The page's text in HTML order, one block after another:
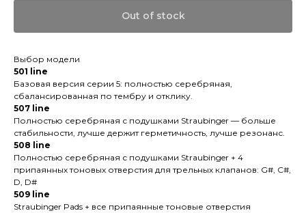
Out of stock
Выбор модели
501 line
Базовая версия серии 5: полностью серебряная,
сбалансированная по тембру и отклику.
507 line
Полностью серебряная с подушками Straubinger — больше
стабильности, лучше держит герметичность, лучше резонанс.
508 line
Полностью серебряная с подушками Straubinger + 4
припаянных тоновых отверстия для трельных клапанов: G#, C#,
D, D#
509 line
Straubinger Pads + все припаянные тоновые отверстия